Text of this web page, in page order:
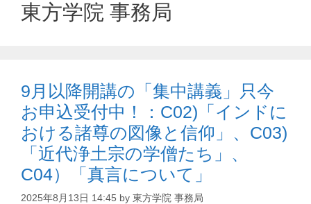
東方学院 事務局
9月以降開講の「集中講義」只今
お申込受付中！：C02)「インドに
おける諸尊の図像と信仰」、C03)
「近代浄土宗の学僧たち」、
C04）「真言について」
2025年8月13日 14:45 by 東方学院 事務局